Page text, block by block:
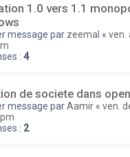
1.0 vers 1.1
message par zeemal « ven.
: 4
de societe dans
message parAamir « ven.
: 2